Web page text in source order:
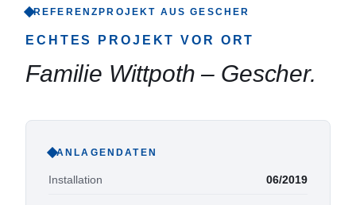
REFERENZPROJEKT AUSGESCHER
ECHTES PROJEKT VOR ORT
Familie Wittpoth – Gescher.
ANLAGENDATEN
Installation 06/2019